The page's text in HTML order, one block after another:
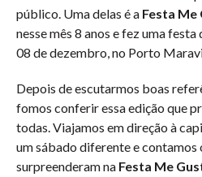
público. Uma delas é a Festa Me
nesse mês 8 anos e fez uma
08 de dezembro, no Porto
Depois de escutarmos boas
fomos conferir essa edição que
todas. Viajamos em direção à
um sábado diferente e contamos
surpreenderam na Festa Me